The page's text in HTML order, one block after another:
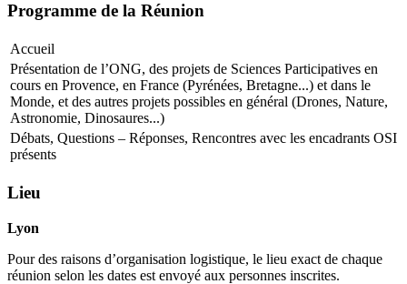
Programme de la Réunion
Accueil
Présentation de l’ONG, des projets de Sciences Participatives en
cours en Provence, en France (Pyrénées, Bretagne...) et dans le
Monde, et des autres projets possibles en général (Drones, Nature,
Astronomie, Dinosaures...)
Débats, Questions – Réponses, Rencontres avec les encadrants OSI
présents
Lieu
Lyon
Pour des raisons d’organisation logistique, le lieu exact de chaque
réunion selon les dates est envoyé aux personnes inscrites.